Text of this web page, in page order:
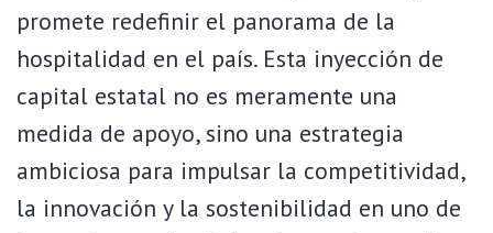
promete redefinir el panorama de la
hospitalidad en el país. Esta inyección de
capital estatal no es meramente una
medida de apoyo, sino una estrategia
ambiciosa para impulsar la competitividad,
la innovación y la sostenibilidad en uno de